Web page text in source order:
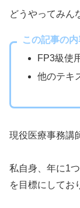
どうやってみん
この記事の
FP3級使
他のテキ
現役医療事務講
私自身、年に1
を目標にしてお